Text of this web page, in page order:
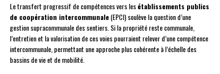
Le transfert progressif de compétences vers lesétablissements publics
de coopération intercommunale(EPCI) soulève la question d’une
gestion supracommunale des sentiers. Si la propriété reste communale,
l’entretien et la valorisation de ces voies pourraient relever d’une compétence
intercommunale, permettant une approche plus cohérente à l’échelle des
bassins de vie et de mobilité.